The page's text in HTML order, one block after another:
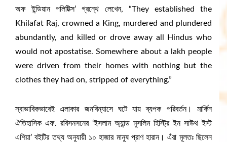
অফ ইন্ডিয়ান পলিটিক্স’ গ্রন্থে লেখেন, “They established the
Khilafat Raj, crowned a King, murdered and plundered
abundantly, and killed or drove away all Hindus who
would not apostatise. Somewhere about a lakh people
were driven from their homes with nothing but the
clothes they had on, stripped of everything.”
স্বাভাবিকভাবেই এলাকার জনবিন্যাসে ঘটে যায় ব্যপক পরিবর্তন। মার্কিন
ঐতিহাসিক এফ. রবিসনসনের ‘ইসলাম অ্যান্ড মুসলিম হিস্ট্রি ইন সাউথ ইস্ট
এশিয়া’ বইটির তথ্য অনুযায়ী ১০ হাজার মানুষ প্রাণ হারান। এঁরা মূলতঃ ছিলেন